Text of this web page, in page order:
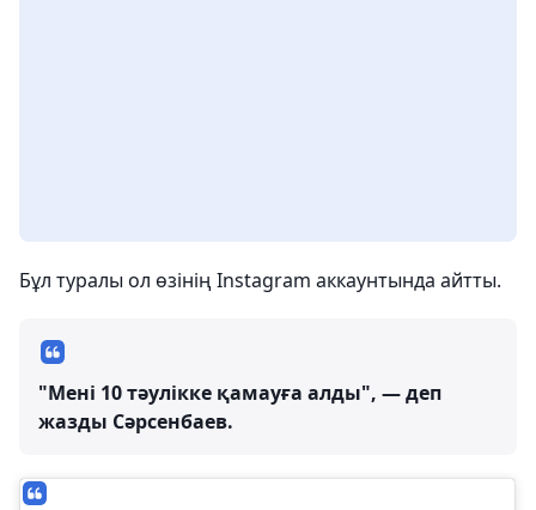
Бұл туралы ол өзінің Instagram аккаунтында айтты.
"Мені 10 тәулікке қамауға алды", — деп
жазды Сәрсенбаев.